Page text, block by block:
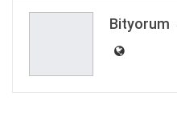
Bityorum